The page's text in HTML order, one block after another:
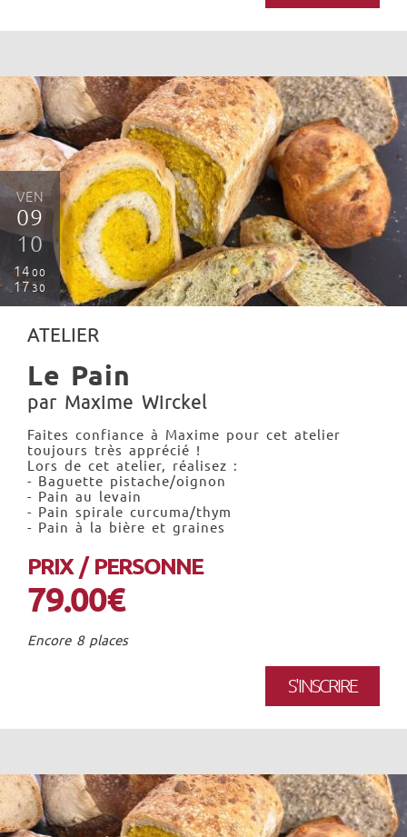
VEN
09
10
14 00
17 30
ATELIER
Le Pain
par Maxime Wirckel
Faites confiance à Maxime pour cet atelier
toujours très apprécié !
Lors de cet atelier, réalisez :
- Baguette pistache/oignon
- Pain au levain
- Pain spirale curcuma/thym
- Pain à la bière et graines
PRIX / PERSONNE
79.00€
Encore 8 places
S'INSCRIRE